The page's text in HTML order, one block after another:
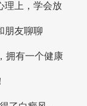
理上，学会放
朋友聊聊
拥有一个健康